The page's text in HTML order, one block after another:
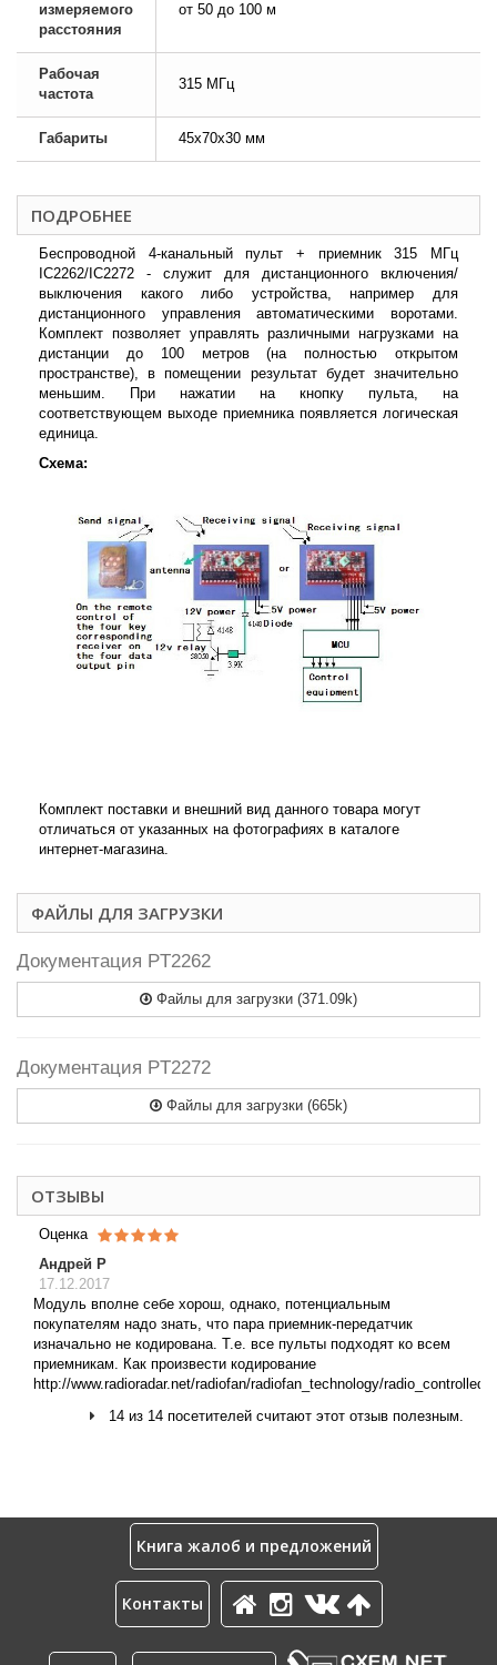
измеряемого
расстояния
от 50 до 100 м
Рабочая
частота
315 МГц
Габариты 45х70х30 мм
ПОДРОБНЕЕ
Беспроводной 4-канальный пульт + приемник 315 МГц
IC2262/IC2272 - служит для дистанционного включения/
выключения какого либо устройства, например для
дистанционного управления автоматическими воротами.
Комплект позволяет управлять различными нагрузками на
дистанции до 100 метров (на полностью открытом
пространстве), в помещении результат будет значительно
меньшим. При нажатии на кнопку пульта, на
соответствующем выходе приемника появляется логическая
единица.
Схема:
Комплект поставки и внешний вид данного товара могут
отличаться от указанных на фотографиях в каталоге
интернет-магазина.
ФАЙЛЫ ДЛЯ ЗАГРУЗКИ
Документация PT2262
Файлы для загрузки (371.09k)
Документация PT2272
Файлы для загрузки (665k)
ОТЗЫВЫ
Оценка
Андрей Р
17.12.2017
Модуль вполне себе хорош, однако, потенциальным
покупателям надо знать, что пара приемник-передатчик
изначально не кодирована. Т.е. все пульты подходят ко всем
приемникам. Как произвести кодирование
http://www.radioradar.net/radiofan/radiofan_technology/
14 из 14 посетителей считают этот отзыв полезным.
Книга жалоб и предложений
Контакты